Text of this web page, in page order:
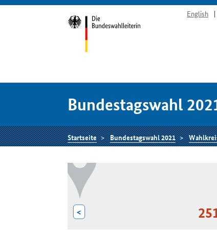
English
Bundestagswahl
Startseite Bundestagswahl 2021
<